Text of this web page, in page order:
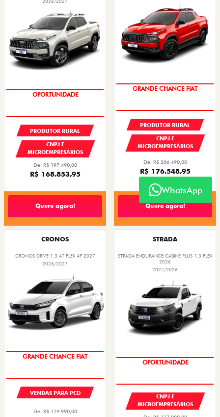
2026/2027
OPORTUNIDADE
PRODUTOR RURAL
CNPJ E
MICROEMPRESÁRIOS
De: R$ 197.490,00
R$ 168.853,95
Quero agora!
PRODUTOR RURAL
CNPJ E
MICROEMPRESÁRIOS
De: R$ 206.490,00
R$ 176.548,95
Quero agora!
CRONOS
CRONOS DRIVE 1.3 AT FLEX 4P 2027
2026/2027
VENDAS PARA PCD
De: R$ 119.990,00
STRADA
STRADA ENDURANCE CABINE PLUS 1.3 FLEX
2026
2027/2026
CNPJ E
MICROEMPRESÁRIOS
WhatsApp